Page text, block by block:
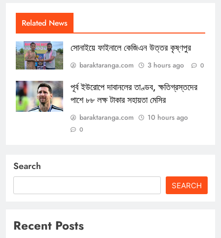
Related News
সোনাইয়ে ফাইনালে কেজিএন উত্তর কৃষ্ণপুর
baraktaranga.com 3 hours ago 0
পূর্ব ইউরোপে দাবানলের তাণ্ডব, ক্ষতিগ্রস্তদের
পাশে ৮৮ লক্ষ টাকার সহায়তা মেসির
baraktaranga.com 10 hours ago
0
Search
SEARCH
Recent Posts